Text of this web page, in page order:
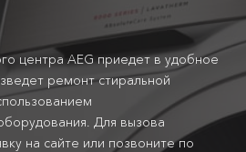
центра AEG приедет в удобное
ремонт стиральной
Для вызова
на сайте или позвоните по